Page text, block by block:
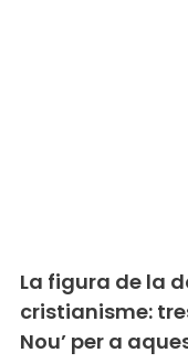
La figura de la
cristianisme:
Nou’ per a